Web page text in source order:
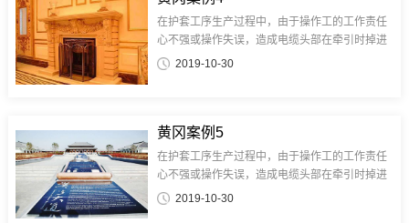
在护套工序生产过程中，由于操作工的工作责任
心不强或操作失误，造成电缆头部在牵引时掉进
水槽中或电缆在生产过程中未控制好电缆内外护
2019-10-30
黄冈案例5
在护套工序生产过程中，由于操作工的工作责任
心不强或操作失误，造成电缆头部在牵引时掉进
水槽中或电缆在生产过程中未控制好电缆内外护
2019-10-30